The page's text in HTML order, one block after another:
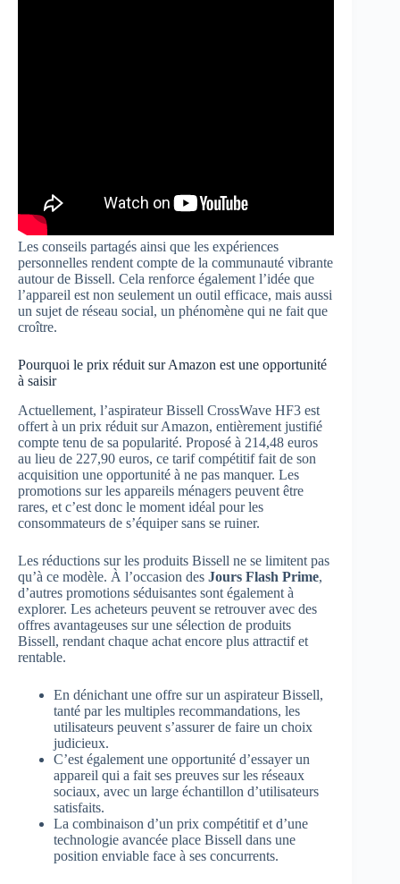
Les conseils partagés ainsi que les expériences
personnelles rendent compte de la communauté vibrante
autour de Bissell. Cela renforce également l’idée que
l’appareil est non seulement un outil efficace, mais aussi
un sujet de réseau social, un phénomène qui ne fait que
croître.
Pourquoi le prix réduit sur Amazon est une opportunité
à saisir
Actuellement, l’aspirateur Bissell CrossWave HF3 est
offert à un prix réduit sur Amazon, entièrement justifié
compte tenu de sa popularité. Proposé à 214,48 euros
au lieu de 227,90 euros, ce tarif compétitif fait de son
acquisition une opportunité à ne pas manquer. Les
promotions sur les appareils ménagers peuvent être
rares, et c’est donc le moment idéal pour les
consommateurs de s’équiper sans se ruiner.
Les réductions sur les produits Bissell ne se limitent pas
qu’à ce modèle. À l’occasion des Jours Flash Prime,
d’autres promotions séduisantes sont également à
explorer. Les acheteurs peuvent se retrouver avec des
offres avantageuses sur une sélection de produits
Bissell, rendant chaque achat encore plus attractif et
rentable.
En dénichant une offre sur un aspirateur Bissell,
tanté par les multiples recommandations, les
utilisateurs peuvent s’assurer de faire un choix
judicieux.
C’est également une opportunité d’essayer un
appareil qui a fait ses preuves sur les réseaux
sociaux, avec un large échantillon d’utilisateurs
satisfaits.
La combinaison d’un prix compétitif et d’une
technologie avancée place Bissell dans une
position enviable face à ses concurrents.